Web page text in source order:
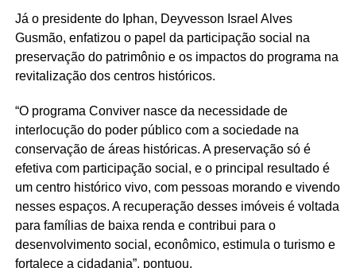
Já o presidente do Iphan, Deyvesson Israel Alves
Gusmão, enfatizou o papel da participação social na
preservação do patrimônio e os impactos do programa na
revitalização dos centros históricos.
“O programa Conviver nasce da necessidade de
interlocução do poder público com a sociedade na
conservação de áreas históricas. A preservação só é
efetiva com participação social, e o principal resultado é
um centro histórico vivo, com pessoas morando e vivendo
nesses espaços. A recuperação desses imóveis é voltada
para famílias de baixa renda e contribui para o
desenvolvimento social, econômico, estimula o turismo e
fortalece a cidadania”, pontuou.